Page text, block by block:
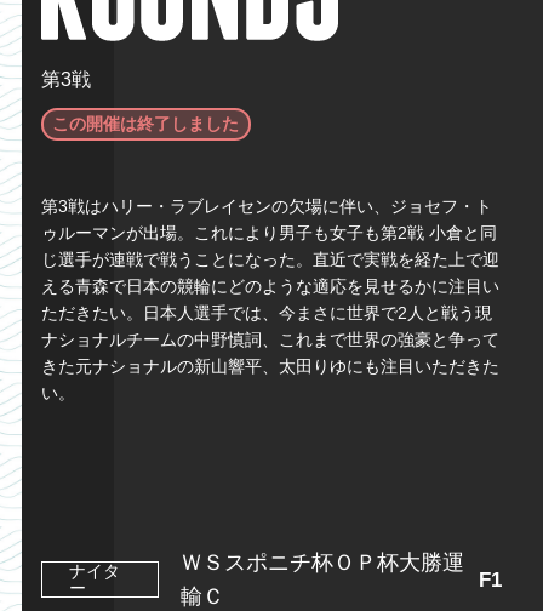
第3戦
この開催は終了しました
第3戦はハリー・ラブレイセンの欠場に伴い、ジョセフ・ト
ゥルーマンが出場。これにより男子も女子も第2戦 小倉と同
じ選手が連戦で戦うことになった。直近で実戦を経た上で迎
える青森で日本の競輪にどのような適応を見せるかに注目い
ただきたい。日本人選手では、今まさに世界で2人と戦う現
ナショナルチームの中野慎詞、これまで世界の強豪と争って
きた元ナショナルの新山響平、太田りゆにも注目いただきた
い。
ナイタ
ー
ＷＳスポニチ杯ＯＰ杯大勝運
輸Ｃ
F1